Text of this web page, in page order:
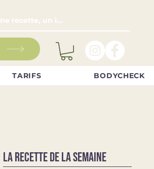
TARIFS BODYCHECK
LA RECETTE DE LA SEMAINE